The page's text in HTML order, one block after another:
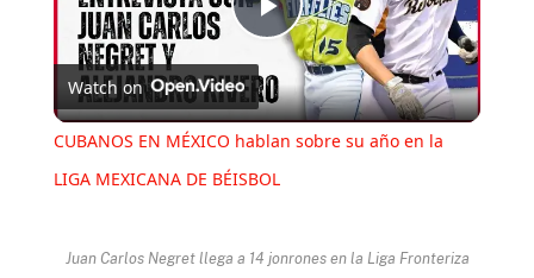
Play
Video
Watch on
CUBANOS EN MÉXICO hablan sobre su año en la
LIGA MEXICANA DE BÉISBOL
Juan Carlos Negret llega a 14 jonrones en la Liga Fronteriza